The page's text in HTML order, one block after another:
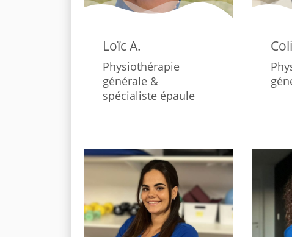
Loïc A.
Physiothérapie
générale &
spécialiste épaule